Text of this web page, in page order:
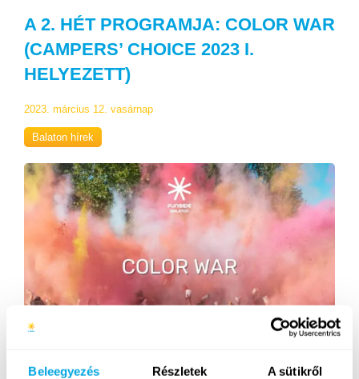
Beleegyezés Részletek A sütikről
A 2. HÉT PROGRAMJA: COLOR WAR
(CAMPERS’ CHOICE 2023 I.
HELYEZETT)
2023. március 12. vasárnap
Balaton hírek